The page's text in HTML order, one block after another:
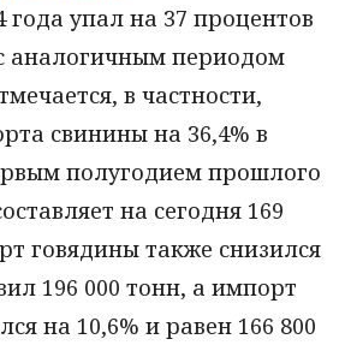
года упал на 37 процентов
аналогичным периодом
в частности,
свинины на 36,4% в
полугодием прошлого
на сегодня 169
говядины также снизился
196 000 тонн, а импорт
на 10,6% и равен 166 800